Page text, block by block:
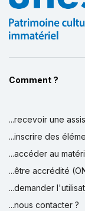
Comment ?
...recevoir une
...inscrire des
...accéder au
...être accrédité
...demander
...nous contacter ?